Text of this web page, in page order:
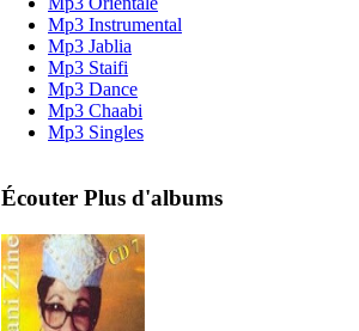
Mp3 Instrumental
Mp3 Jablia
Mp3 Staifi
Mp3 Dance
Mp3 Chaabi
Mp3 Singles
Écouter Plus d'albums